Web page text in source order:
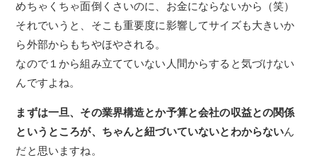
めちゃくちゃ面倒くさいのに、お金にならないから（笑）
それでいうと、そこも重要度に影響してサイズも大きいか
ら外部からもちやほやされる。
なので１から組み立てていない人間からすると気づけない
んですよね。
まずは一旦、その業界構造とか予算と会社の収益との関係
というところが、 ちゃんと紐づいていないとわからないん
だと思いますね。